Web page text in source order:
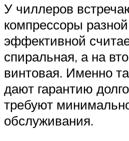
У чиллеров
компрессоры
эффективной
спиральная, а на
винтовая. Именно
дают гарантию
требуют
обслуживания.